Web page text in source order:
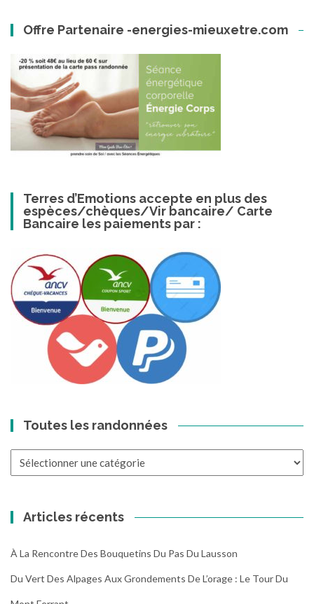
Offre Partenaire -energies-mieuxetre.com
Terres d’Emotions accepte en plus des
espèces/chèques/Vir bancaire/ Carte
Bancaire les paiements par :
Toutes les randonnées
Articles récents
À La Rencontre Des Bouquetins Du Pas Du Lausson
Du Vert Des Alpages Aux Grondements De L’orage : Le Tour Du